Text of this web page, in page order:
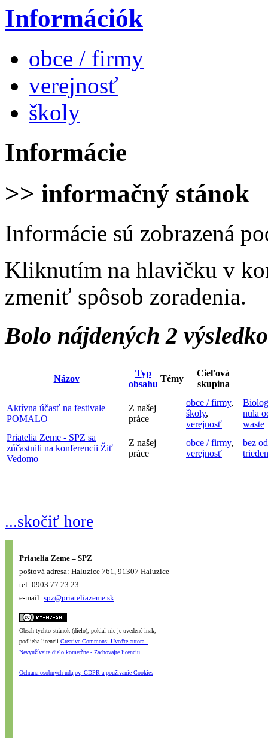
Információk
obce / firmy
verejnosť
školy
Informácie
>> informačný stánok
Informácie sú zobrazená
Kliknutím na hlavičku v
zmeniť spôsob zoradenia.
Bolo nájdených 2
Názov
Typ
obsahu
Témy
Cieľová
skupina
Aktívna účasť na festivale
POMALO
Z našej
práce
obce / firmy,
školy,
verejnosť
nula
waste
Priatelia Zeme - SPZ sa
zúčastnili na konferencii Žiť
Vedomo
Z našej
práce
obce / firmy,
verejnosť
bez
...skočiť hore
Priatelia Zeme – SPZ
poštová adresa: Haluzice 761, 91307 Haluzice
tel: 0903 77 23 23
e-mail: spz@priateliazeme.sk
Obsah týchto stránok (dielo), pokiaľ nie je uvedené inak,
podlieha licencii Creative Commons: Uveďte autora -
Nevyužívajte dielo komerčne - Zachovajte licenciu
Ochrana osobných údajov, GDPR a používanie Cookies